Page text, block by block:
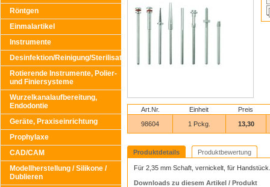
Röntgen
Einmalartikel
Instrumente
Desinfektion/Reinigung/Sterilisation
Rotierende Instrumente, Polier-
und Finiersysteme
Wurzelkanalaufbereitung,
Endodontie
Geräte, Praxiseinrichtung
Prophylaxe
CAD/CAM
Modellherstellung / Silikone /
Dublieren
Art.Nr. Einheit
Preis
98604
1 Pckg. 13,30
Produktdetails Produktbewertung
Für 2,35 mm Schaft, vernickelt, für Handstück.
Downloads zu diesem Artikel / Produkt